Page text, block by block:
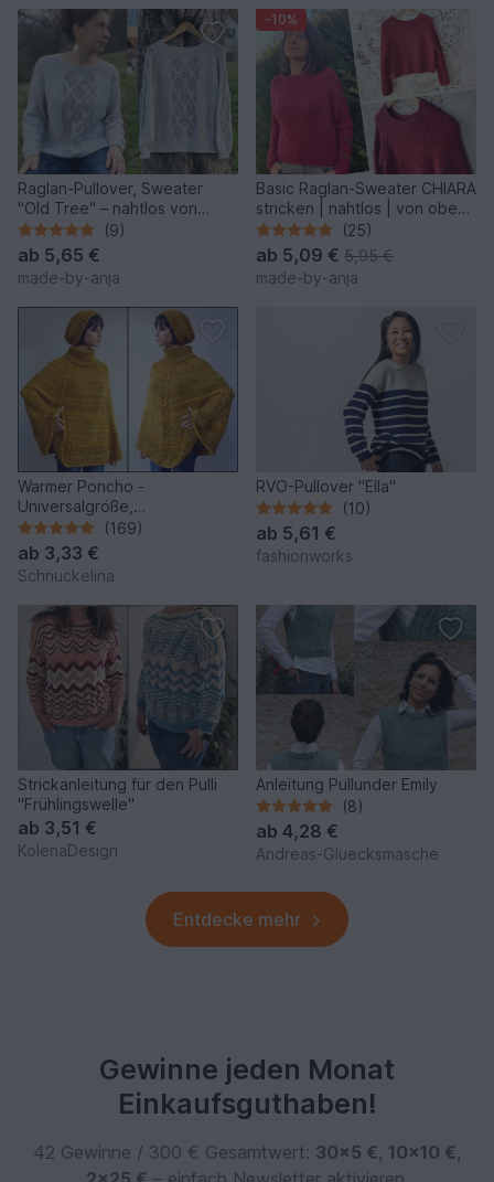
Raglan-Pullover, Sweater
"Old Tree" – nahtlos von
oben gestrickt
(9)
ab 5,65 €
made-by-anja
-10%
Basic Raglan-Sweater CHIARA
stricken | nahtlos | von oben |
8 Größen
(25)
ab 5,09 € 5,95 €
made-by-anja
Warmer Poncho -
Universalgröße,
Strickanleitung für Anfänger
(169)
ab 3,33 €
Schnuckelina
RVO-Pullover "Ella"
(10)
ab 5,61 €
fashionworks
Strickanleitung für den Pulli
"Frühlingswelle"
ab 3,51 €
KolenaDesign
Anleitung Pullunder Emily
(8)
ab 4,28 €
Andreas-Gluecksmasche
Entdecke mehr
Gewinne jeden Monat
Einkaufsguthaben!
42 Gewinne / 300 € Gesamtwert: 30×5 €, 10×10 €,